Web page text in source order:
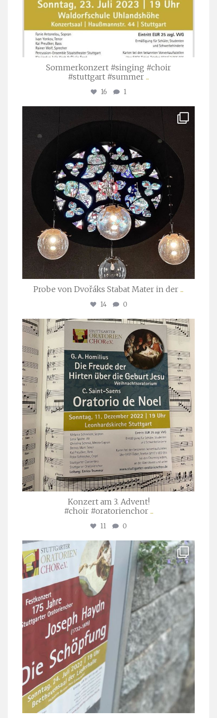
Sommerkonzert #singing #choir
#stuttgart #summer ...
16 1
Apr. 1
Probe von Dvořáks Stabat Mater in der ...
14 0
stuttgarter_oratorienchor
Nov. 29
Konzert am 3. Advent!
#choir #oratorienchor ...
11 0
stuttgarter_oratorienchor
Juli 23